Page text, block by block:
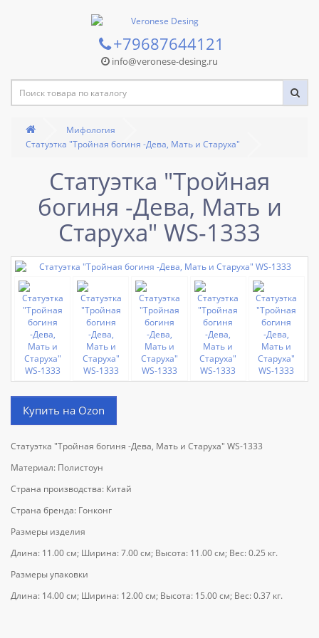
+79687644121
info@veronese-desing.ru
Мифология
Статуэтка "Тройная богиня -Дева, Мать и Старуха"
Статуэтка "Тройная
богиня -Дева, Мать и
Старуха" WS-1333
Купить на Ozon
Статуэтка "Тройная богиня -Дева, Мать и Старуха" WS-1333
Материал: Полистоун
Страна производства: Китай
Страна бренда: Гонконг
Размеры изделия
Длина: 11.00 см; Ширина: 7.00 см; Высота: 11.00 см; Вес: 0.25 кг.
Размеры упаковки
Длина: 14.00 см; Ширина: 12.00 см; Высота: 15.00 см; Вес: 0.37 кг.